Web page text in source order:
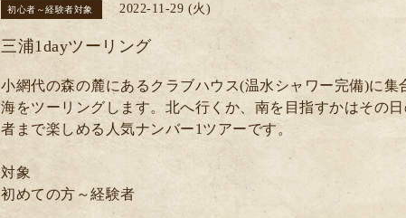
初心者～経験者対象 2022-11-29 (火)
三浦1dayツーリング
小網代の森の麓にあるクラブハウス(温水シャワー完備)に集
海をツーリングします。北へ行くか、南を目指すかはその
者まで楽しめる人気ナンバー1ツアーです。
対象
初めての方～経験者